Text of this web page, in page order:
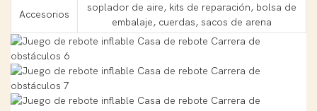
Accesorios
soplador de aire, kits de reparación, bolsa de
embalaje, cuerdas, sacos de arena